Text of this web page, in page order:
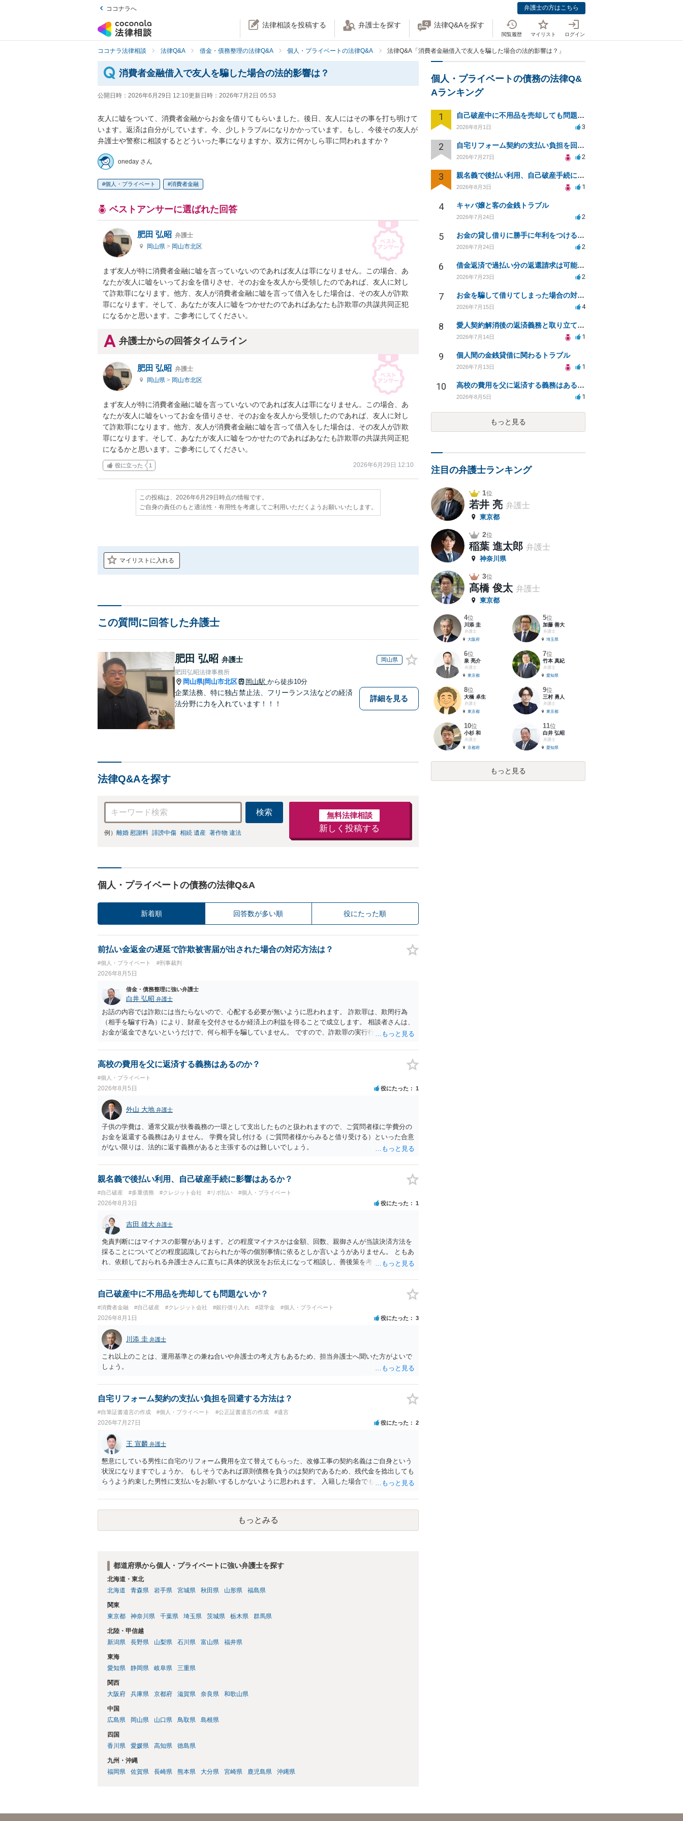
ココナラへ 弁護士の方はこちら
法律相談を投稿する 弁護士を探す 法律Q&Aを探す
閲覧履歴 マイリスト ログイン
ココナラ法律相談 法律Q&A 借金・債務整理の法律Q&A 個人・プライベートの法律Q&A 法律Q&A「消費者金融借入で友人を騙した場合の法的影響は？」
消費者金融借入で友人を騙した場合の法的影響は？
公開日時： 2026年6月29日 12:10更新日時： 2026年7月2日 05:53
友人に嘘をついて、消費者金融からお金を借りてもらいました。後日、友人にはその事を打ち明けて
います。返済は自分がしています。今、少しトラブルになりかかっています。もし、今後その友人が
弁護士や警察に相談するとどういった事になりますか。双方に何かしら罪に問われますか？
oneday さん
個人・プライベート 消費者金融
ベストアンサーに選ばれた回答
肥田 弘昭 弁護士
岡山県 > 岡山市北区
まず友人が特に消費者金融に嘘を言っていないのであれば友人は罪になりません。この場合、あ
なたが友人に嘘をいってお金を借りさせ、そのお金を友人から受領したのであれば、友人に対し
て詐欺罪になります。他方、友人が消費者金融に嘘を言って借入をした場合は、その友人が詐欺
罪になります。そして、あなたが友人に嘘をつかせたのであればあなたも詐欺罪の共謀共同正犯
になるかと思います。ご参考にしてください。
弁護士からの回答タイムライン
肥田 弘昭 弁護士
岡山県 > 岡山市北区
まず友人が特に消費者金融に嘘を言っていないのであれば友人は罪になりません。この場合、あ
なたが友人に嘘をいってお金を借りさせ、そのお金を友人から受領したのであれば、友人に対し
て詐欺罪になります。他方、友人が消費者金融に嘘を言って借入をした場合は、その友人が詐欺
罪になります。そして、あなたが友人に嘘をつかせたのであればあなたも詐欺罪の共謀共同正犯
になるかと思います。ご参考にしてください。
役に立った 1 2026年6月29日 12:10
この投稿は、2026年6月29日時点の情報です。
ご自身の責任のもと適法性・有用性を考慮してご利用いただくようお願いいたします。
マイリストに入れる
この質問に回答した弁護士
肥田 弘昭 弁護士 岡山県
肥田弘昭法律事務所
岡山県| 岡山市北区 岡山駅 から徒歩10分
企業法務、特に独占禁止法、フリーランス法などの経済
法分野に力を入れています！！！
詳細を見る
法律Q&Aを探す
検索
例） 離婚 慰謝料 誹謗中傷 相続 遺産 著作物 違法
無料法律相談
新しく投稿する
個人・プライベートの債務の法律Q&A
新着順 回答数が多い順 役にたった順
前払い金返金の遅延で詐欺被害届が出された場合の対応方法は？
#個人・プライベート #刑事裁判
2026年8月5日
借金・債務整理に強い弁護士
白井 弘昭 弁護士
お話の内容では詐欺には当たらないので、心配する必要が無いように思われます。 詐欺罪は、欺罔行為
（相手を騙す行為）により、財産を交付させるか経済上の利益を得ることで成立します。 相談者さんは、
お金が返金できないというだけで、何ら相手を騙していません。 ですので、詐欺罪の実行行為性が無く罪
を述べた場合は、捜査はあるかもしれません。 ただし、捜査において、真実を説明すれば、「ちゃんと返
しなさいよ」程度の注意で済むことだと思われます。 また、返せるお金が無いのであれば、返せないのは
高校の費用を父に返済する義務はあるのか？
#個人・プライベート
2026年8月5日 役にたった 1
外山 大地 弁護士
子供の学費は、通常父親が扶養義務の一環として支出したものと扱われますので、ご質問者様に学費分の
お金を返還する義務はありません。 学費を貸し付ける（ご質問者様からみると借り受ける）といった合意
がない限りは、法的に返す義務があると主張するのは難しいでしょう。
親名義で後払い利用、自己破産手続に影響はあるか？
#自己破産 #多重債務 #クレジット会社 #リボ払い #個人・プライベート
2026年8月3日 役にたった 1
吉田 雄大 弁護士
免責判断にはマイナスの影響があります。どの程度マイナスかは金額、回数、親御さんが当該決済方法を
採ることについてどの程度認識しておられたか等の個別事情に依るとしか言いようがありません。 ともあ
れ、依頼しておられる弁護士さんに直ちに具体的状況をお伝えになって相談し、善後策を考えることをお
自己破産中に不用品を売却しても問題ないか？
#消費者金融 #自己破産 #クレジット会社 #銀行借り入れ #奨学金 #個人・プライベート
2026年8月1日 役にたった 3
川添 圭 弁護士
これ以上のことは、運用基準との兼ね合いや弁護士の考え方もあるため、担当弁護士へ聞いた方がよいで
しょう。
自宅リフォーム契約の支払い負担を回避する方法は？
#自筆証書遺言の作成 #個人・プライベート #公正証書遺言の作成 #遺言
2026年7月27日 役にたった 2
王 宣麟 弁護士
懇意にしている男性に自宅のリフォーム費用を立て替えてもらった、改修工事の契約名義はご自身という
状況になりますでしょうか。 もしそうであれば原則債務を負うのは契約であるため、残代金を捻出しても
らうよう約束した男性に支払いをお願いするしかないように思われます。 入籍した場合でも、原則契約者
アドバイスを行うのも限界があるように思われますので、資料等を持参のうえ個別に弁護士に相談される
ことをお勧めします。
もっとみる
都道府県から個人・プライベートに強い弁護士を探す
北海道・東北
北海道
青森県 岩手県 宮城県 秋田県 山形県 福島県
関東
東京都
神奈川県 千葉県 埼玉県 茨城県 栃木県 群馬県
北陸・甲信越
新潟県
長野県 山梨県 石川県 富山県 福井県
東海
愛知県
静岡県 岐阜県 三重県
関西
大阪府
兵庫県 京都府 滋賀県 奈良県 和歌山県
中国
広島県
岡山県 山口県 鳥取県 島根県
四国
香川県
愛媛県 高知県 徳島県
九州・沖縄
福岡県
佐賀県 長崎県 熊本県 大分県 宮崎県 鹿児島県 沖縄県
個人・プライベートの債務の法律Q&
Aランキング
1 自己破産中に不用品を売却しても問題ないか？
2026年8月1日 3
2 自宅リフォーム契約の支払い負担を回避する方法は？
2026年7月27日 2
3 親名義で後払い利用、自己破産手続に影響はあるか？
2026年8月3日 1
4 キャバ嬢と客の金銭トラブル
2026年7月24日 2
5 お金の貸し借りに勝手に年利をつけるのはどうなのか
2026年7月24日 2
6 借金返済で過払い分の返還請求は可能か？証拠不十分でも弁護士に相談したい
2026年7月23日 2
7 お金を騙して借りてしまった場合の対処法と今後の対応策
2026年7月15日 4
8 愛人契約解消後の返済義務と取り立て行為の合法性は？
2026年7月14日 1
9 個人間の金銭貸借に関わるトラブル
2026年7月13日 1
10 高校の費用を父に返済する義務はあるのか？
2026年8月5日 1
もっと見る
注目の弁護士ランキング
1位
若井 亮 弁護士
東京都
2位
稲葉 進太郎 弁護士
神奈川県
3位
髙橋 俊太 弁護士
東京都
4位
川添 圭
弁護士
大阪府
5位
加藤 善大
弁護士
埼玉県
6位
泉 亮介
弁護士
東京都
7位
竹本 真紀
弁護士
愛知県
8位
大橋 卓生
弁護士
東京都
9位
三村 勇人
弁護士
東京都
10位
小杉 和
弁護士
京都府
11位
白井 弘昭
弁護士
愛知県
もっと見る